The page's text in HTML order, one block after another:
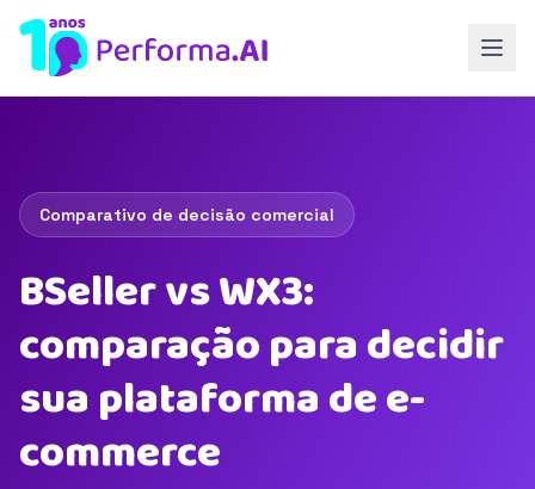
Comparativo de decisão comercial
BSeller vs WX3:
comparação para decidir
sua plataforma de e-
commerce